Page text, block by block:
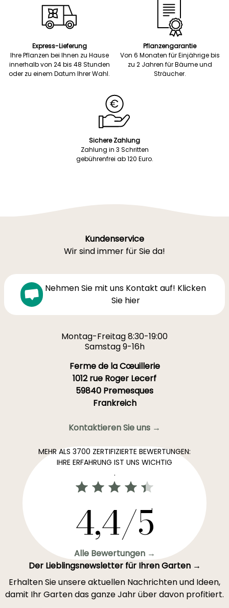
Express-Lieferung
Ihre Pflanzen bei Ihnen zu Hause
innerhalb von 24 bis 48 Stunden
oder zu einem Datum Ihrer Wahl.
Pflanzengarantie
Von 6 Monaten für Einjährige bis
zu 2 Jahren für Bäume und
Sträucher.
Sichere Zahlung
Zahlung in 3 Schritten
gebührenfrei ab 120 Euro.
Kundenservice
Wir sind immer für Sie da!
Nehmen Sie mit uns Kontakt auf! Klicken
Sie hier
Montag-Freitag 8:30-19:00
Samstag 9-16h
Ferme de la Cœuillerie
1012 rue Roger Lecerf
59840 Premesques
Frankreich
Kontaktieren Sie uns →
MEHR ALS 3700 ZERTIFIZIERTE BEWERTUNGEN:
IHRE ERFAHRUNG IST UNS WICHTIG
.
4,4/5
Alle Bewertungen →
Der Lieblingsnewsletter für Ihren Garten →
Erhalten Sie unsere aktuellen Nachrichten und Ideen,
damit Ihr Garten das ganze Jahr über davon profitiert.